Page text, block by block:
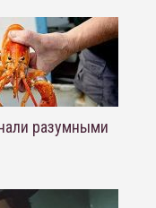
разумными